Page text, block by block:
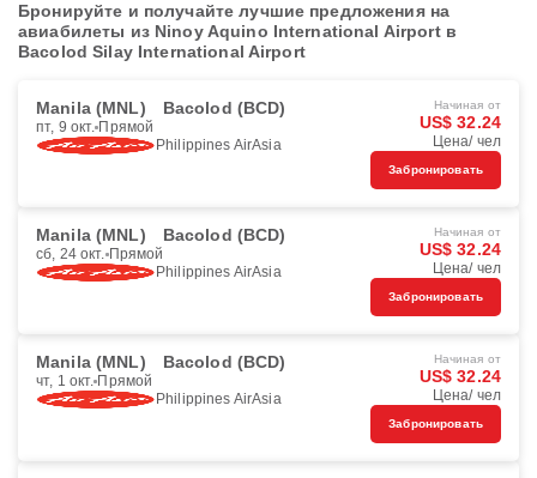
Бронируйте и получайте лучшие предложения на
авиабилеты из Ninoy Aquino International Airport в
Bacolod Silay International Airport
Manila (MNL) Bacolod (BCD)
пт, 9 окт. Прямой
Philippines AirAsia
Начиная от
US$ 32.24
Цена/ чел
Забронировать
Manila (MNL) Bacolod (BCD)
сб, 24 окт. Прямой
Philippines AirAsia
Начиная от
US$ 32.24
Цена/ чел
Забронировать
Manila (MNL) Bacolod (BCD)
чт, 1 окт. Прямой
Philippines AirAsia
Начиная от
US$ 32.24
Цена/ чел
Забронировать